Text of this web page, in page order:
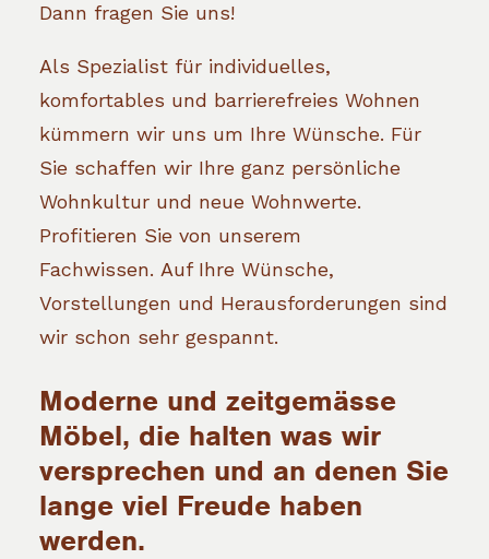
Dann fragen Sie uns!
Als Spezialist für individuelles,
komfortables und barrierefreies Wohnen
kümmern wir uns um Ihre Wünsche. Für
Sie schaffen wir Ihre ganz persönliche
Wohnkultur und neue Wohnwerte.
Profitieren Sie von unserem
Fachwissen. Auf Ihre Wünsche,
Vorstellungen und Herausforderungen sind
wir schon sehr gespannt.
Moderne und zeitgemässe
Möbel, die halten was wir
versprechen und an denen Sie
lange viel Freude haben
werden.